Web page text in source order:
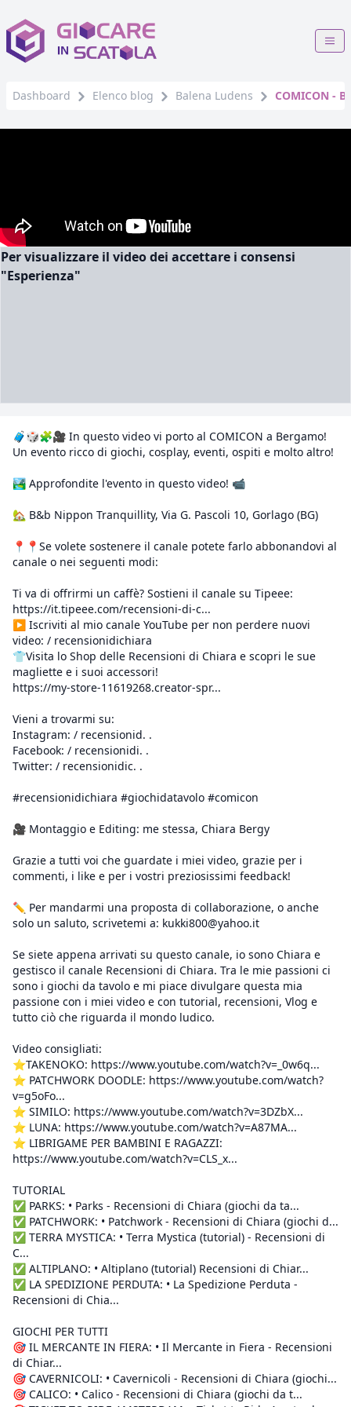
Dashboard Elenco blog Balena Ludens COMICON -
Per visualizzare il video dei accettare i consensi
"Esperienza"
🧳🎲🧩🎥 In questo video vi porto al COMICON a Bergamo!
Un evento ricco di giochi, cosplay, eventi, ospiti e molto altro!
🏞️ Approfondite l'evento in questo video! 📹
🏡 B&b Nippon Tranquillity, Via G. Pascoli 10, Gorlago (BG)
📍📍Se volete sostenere il canale potete farlo abbonandovi al
canale o nei seguenti modi:
Ti va di offrirmi un caffè? Sostieni il canale su Tipeee:
https://it.tipeee.com/recensioni-di-c...
▶️ Iscriviti al mio canale YouTube per non perdere nuovi
video: / recensionidichiara
👕Visita lo Shop delle Recensioni di Chiara e scopri le sue
magliette e i suoi accessori!
https://my-store-11619268.creator-spr...
Vieni a trovarmi su:
Instagram: / recensionid. .
Facebook: / recensionidi. .
Twitter: / recensionidic. .
#recensionidichiara #giochidatavolo #comicon
🎥 Montaggio e Editing: me stessa, Chiara Bergy
Grazie a tutti voi che guardate i miei video, grazie per i
commenti, i like e per i vostri preziosissimi feedback!
✏️ Per mandarmi una proposta di collaborazione, o anche
solo un saluto, scrivetemi a: kukki800@yahoo.it
Se siete appena arrivati su questo canale, io sono Chiara e
gestisco il canale Recensioni di Chiara. Tra le mie passioni ci
sono i giochi da tavolo e mi piace divulgare questa mia
passione con i miei video e con tutorial, recensioni, Vlog e
tutto ciò che riguarda il mondo ludico.
Video consigliati:
⭐TAKENOKO: https://www.youtube.com/watch?v=_0w6q...
⭐ PATCHWORK DOODLE: https://www.youtube.com/watch?
v=g5oFo...
⭐ SIMILO: https://www.youtube.com/watch?v=3DZbX...
⭐ LUNA: https://www.youtube.com/watch?v=A87MA...
⭐ LIBRIGAME PER BAMBINI E RAGAZZI:
https://www.youtube.com/watch?v=CLS_x...
TUTORIAL
✅ PARKS: • Parks - Recensioni di Chiara (giochi da ta...
✅ PATCHWORK: • Patchwork - Recensioni di Chiara (giochi d...
✅ TERRA MYSTICA: • Terra Mystica (tutorial) - Recensioni di
C...
✅ ALTIPLANO: • Altiplano (tutorial) Recensioni di Chiar...
✅ LA SPEDIZIONE PERDUTA: • La Spedizione Perduta -
Recensioni di Chia...
GIOCHI PER TUTTI
🎯 IL MERCANTE IN FIERA: • Il Mercante in Fiera - Recensioni
di Chiar...
🎯 CAVERNICOLI: • Cavernicoli - Recensioni di Chiara (giochi...
🎯 CALICO: • Calico - Recensioni di Chiara (giochi da t...